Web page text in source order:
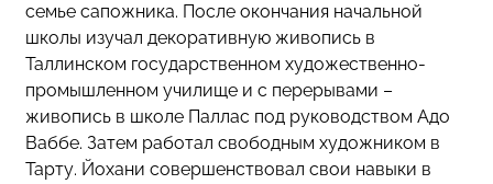
семье сапожника. После окончания начальной
школы изучал декоративную живопись в
Таллинском государственном художественно-
промышленном училище и с перерывами –
живопись в школе Паллас под руководством Адо
Ваббе. Затем работал свободным художником в
Тарту. Йохани совершенствовал свои навыки в